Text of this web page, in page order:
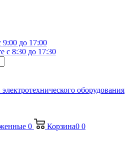
9:00 до 17:00
с 8:30 до 17:30
0 Корзина0 0